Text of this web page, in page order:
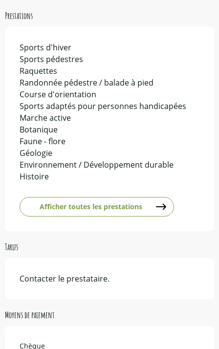
Prestations
Sports d'hiver
Sports pédestres
Raquettes
Randonnée pédestre / balade à pied
Course d'orientation
Sports adaptés pour personnes handicapées
Marche active
Botanique
Faune - flore
Géologie
Environnement / Développement durable
Histoire
Afficher toutes les prestations
Tarifs
Contacter le prestataire.
Moyens de paiement
Chèque